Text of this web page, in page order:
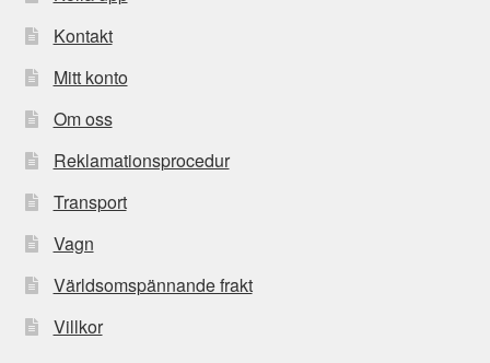
Kontakt
Mitt konto
Om oss
Reklamationsprocedur
Transport
Vagn
Världsomspännande frakt
Villkor